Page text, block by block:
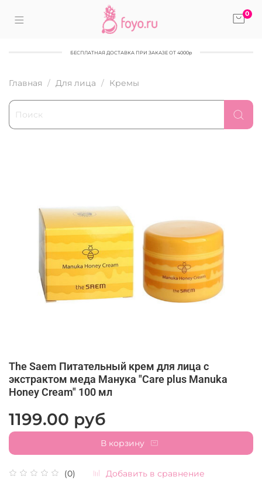
0
БЕСПЛАТНАЯ ДОСТАВКА ПРИ ЗАКАЗЕ ОТ 4000р
Главная Для лица Кремы
The Saem Питательный крем для лица с
экстрактом меда Манука "Care plus Manuka
Honey Cream" 100 мл
(0) Добавить в сравнение
1199.00 руб
В корзину